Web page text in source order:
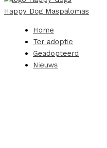
Happy Dog Maspalomas
Home
Ter adoptie
Geadopteerd
Nieuws